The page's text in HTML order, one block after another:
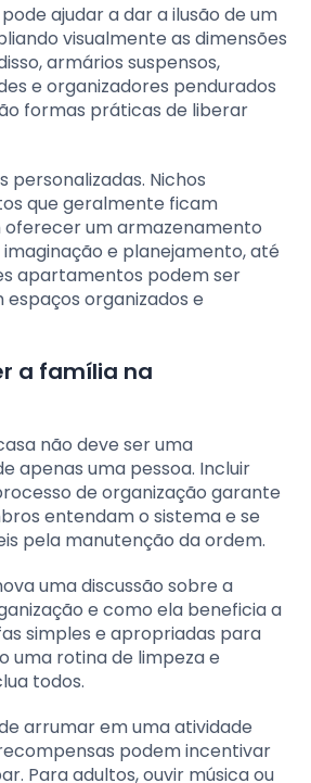
ajudar a dar a ilusão de um
visualmente as dimensões
armários suspensos,
e organizadores pendurados
formas práticas de liberar
personalizadas. Nichos
que geralmente ficam
oferecer um armazenamento
e planejamento, até
apartamentos podem ser
organizados e
a família na
não deve ser uma
apenas uma pessoa. Incluir
de organização garante
entendam o sistema e se
pela manutenção da ordem.
uma discussão sobre a
e como ela beneficia a
simples e apropriadas para
uma rotina de limpeza e
todos.
arrumar em uma atividade
podem incentivar
Para adultos, ouvir música ou